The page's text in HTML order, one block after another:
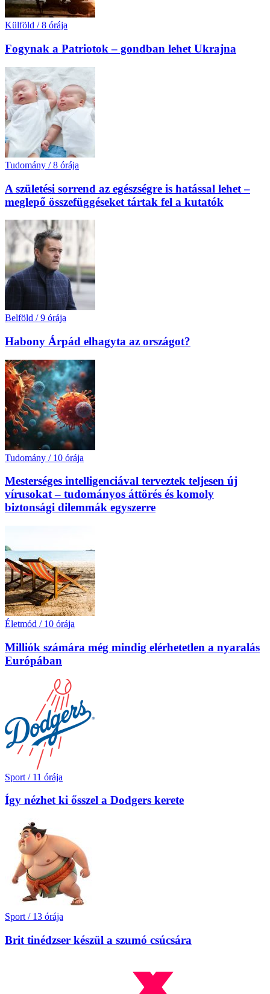
Külföld / 8 órája
Fogynak a Patriotok – gondban lehet Ukrajna
Tudomány / 8 órája
A születési sorrend az egészségre is hatással lehet –
meglepő összefüggéseket tártak fel a kutatók
Belföld / 9 órája
Habony Árpád elhagyta az országot?
Tudomány / 10 órája
Mesterséges intelligenciával terveztek teljesen új
vírusokat – tudományos áttörés és komoly
biztonsági dilemmák egyszerre
Életmód / 10 órája
Milliók számára még mindig elérhetetlen a nyaralás
Európában
Sport / 11 órája
Így nézhet ki ősszel a Dodgers kerete
Sport / 13 órája
Brit tinédzser készül a szumó csúcsára